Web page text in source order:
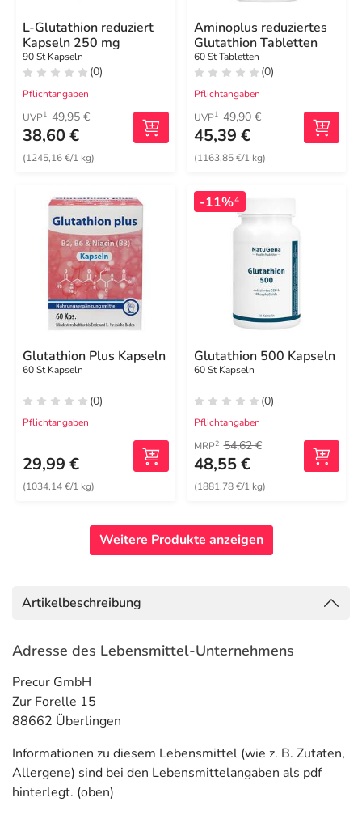
L-Glutathion reduziert
Kapseln 250 mg
90 St Kapseln
(0)
Pflichtangaben
UVP1 49,95 €
38,60 €
(1245,16 €/1 kg)
Aminoplus reduziertes
Glutathion Tabletten
60 St Tabletten
(0)
Pflichtangaben
UVP1 49,90 €
45,39 €
(1163,85 €/1 kg)
Glutathion Plus Kapseln
60 St Kapseln
(0)
Pflichtangaben
29,99 €
(1034,14 €/1 kg)
-11%4
Glutathion 500 Kapseln
60 St Kapseln
(0)
Pflichtangaben
MRP2 54,62 €
48,55 €
(1881,78 €/1 kg)
Weitere Produkte anzeigen
Artikelbeschreibung
Adresse des Lebensmittel-Unternehmens
Precur GmbH
Zur Forelle 15
88662 Überlingen
Informationen zu diesem Lebensmittel (wie z. B. Zutaten,
Allergene) sind bei den Lebensmittelangaben als pdf
hinterlegt. (oben)